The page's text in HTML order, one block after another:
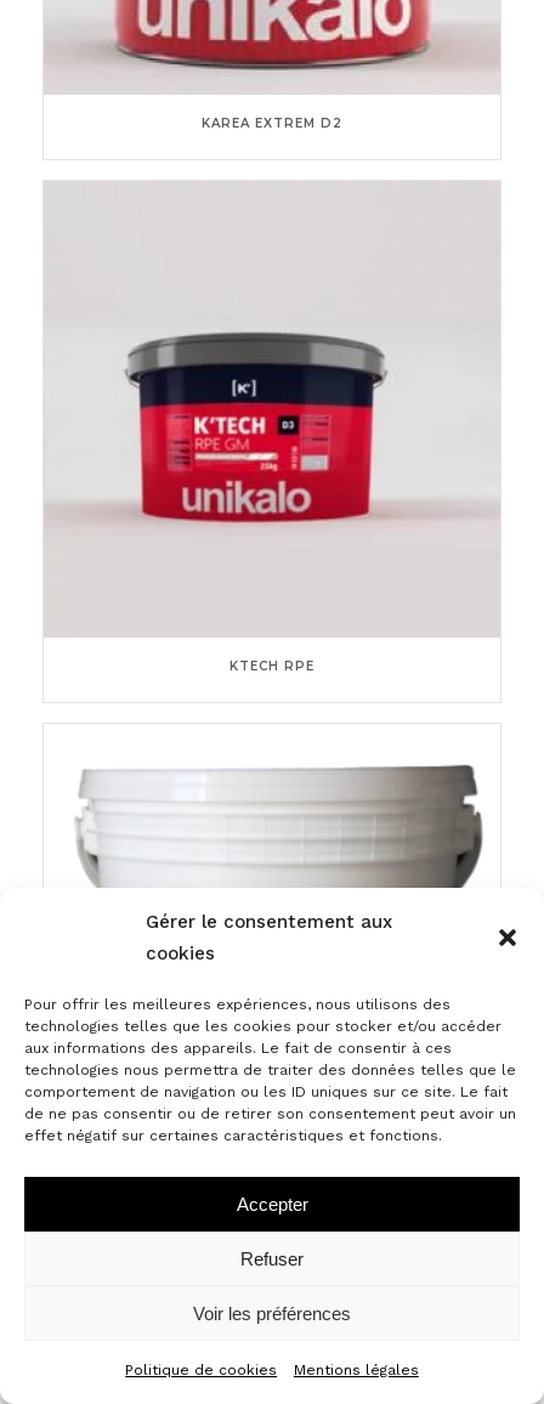
Gérer le consentement aux
cookies
Pour offrir les meilleures expériences, nous utilisons des
technologies telles que les cookies pour stocker et/ou accéder
aux informations des appareils. Le fait de consentir à ces
technologies nous permettra de traiter des données telles que le
comportement de navigation ou les ID uniques sur ce site. Le fait
de ne pas consentir ou de retirer son consentement peut avoir un
effet négatif sur certaines caractéristiques et fonctions.
Accepter
Refuser
Voir les préférences
Politique de cookies Mentions légales
KAREA EXTREM D2
KTECH RPE
CADORO